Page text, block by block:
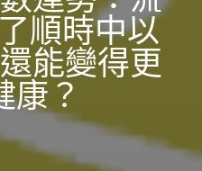
順時中以
能變得更
康？